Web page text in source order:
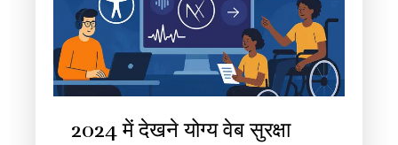
2024 में देखने योग्य वेब सुरक्षा